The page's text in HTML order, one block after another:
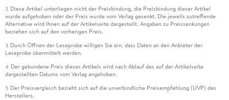
2 Diese Artikel unterliegen nicht der Preisbindung, die Preisbindung dieser Artikel
wurde aufgehoben oder der Preis wurde vom Verlag gesenkt. Die jeweils zutreffende
Alternative wird Ihnen auf der Artikelseite dargestellt. Angaben zu Preissenkungen
beziehen sich auf den vorherigen Preis.
3 Durch Öffnen der Leseprobe willigen Sie ein, dass Daten an den Anbieter der
Leseprobe übermittelt werden.
4 Der gebundene Preis dieses Artikels wird nach Ablauf des auf der Artikelseite
dargestellten Datums vom Verlag angehoben.
5 Der Preisvergleich bezieht sich auf die unverbindliche Preisempfehlung (UVP) des
Herstellers.